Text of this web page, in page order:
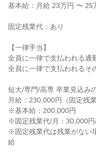
基本給：月給 23万円 〜 25
固定残業代：あり
【一律手当】
全員に一律で支払われる通
全員に一律で支払われるそ
短大/専門/高専 卒業見込み
月給：230,000円（固定残業
※基本給：200,000円
※固定残業代/月：30,000円
※固定残業代は残業がない
給